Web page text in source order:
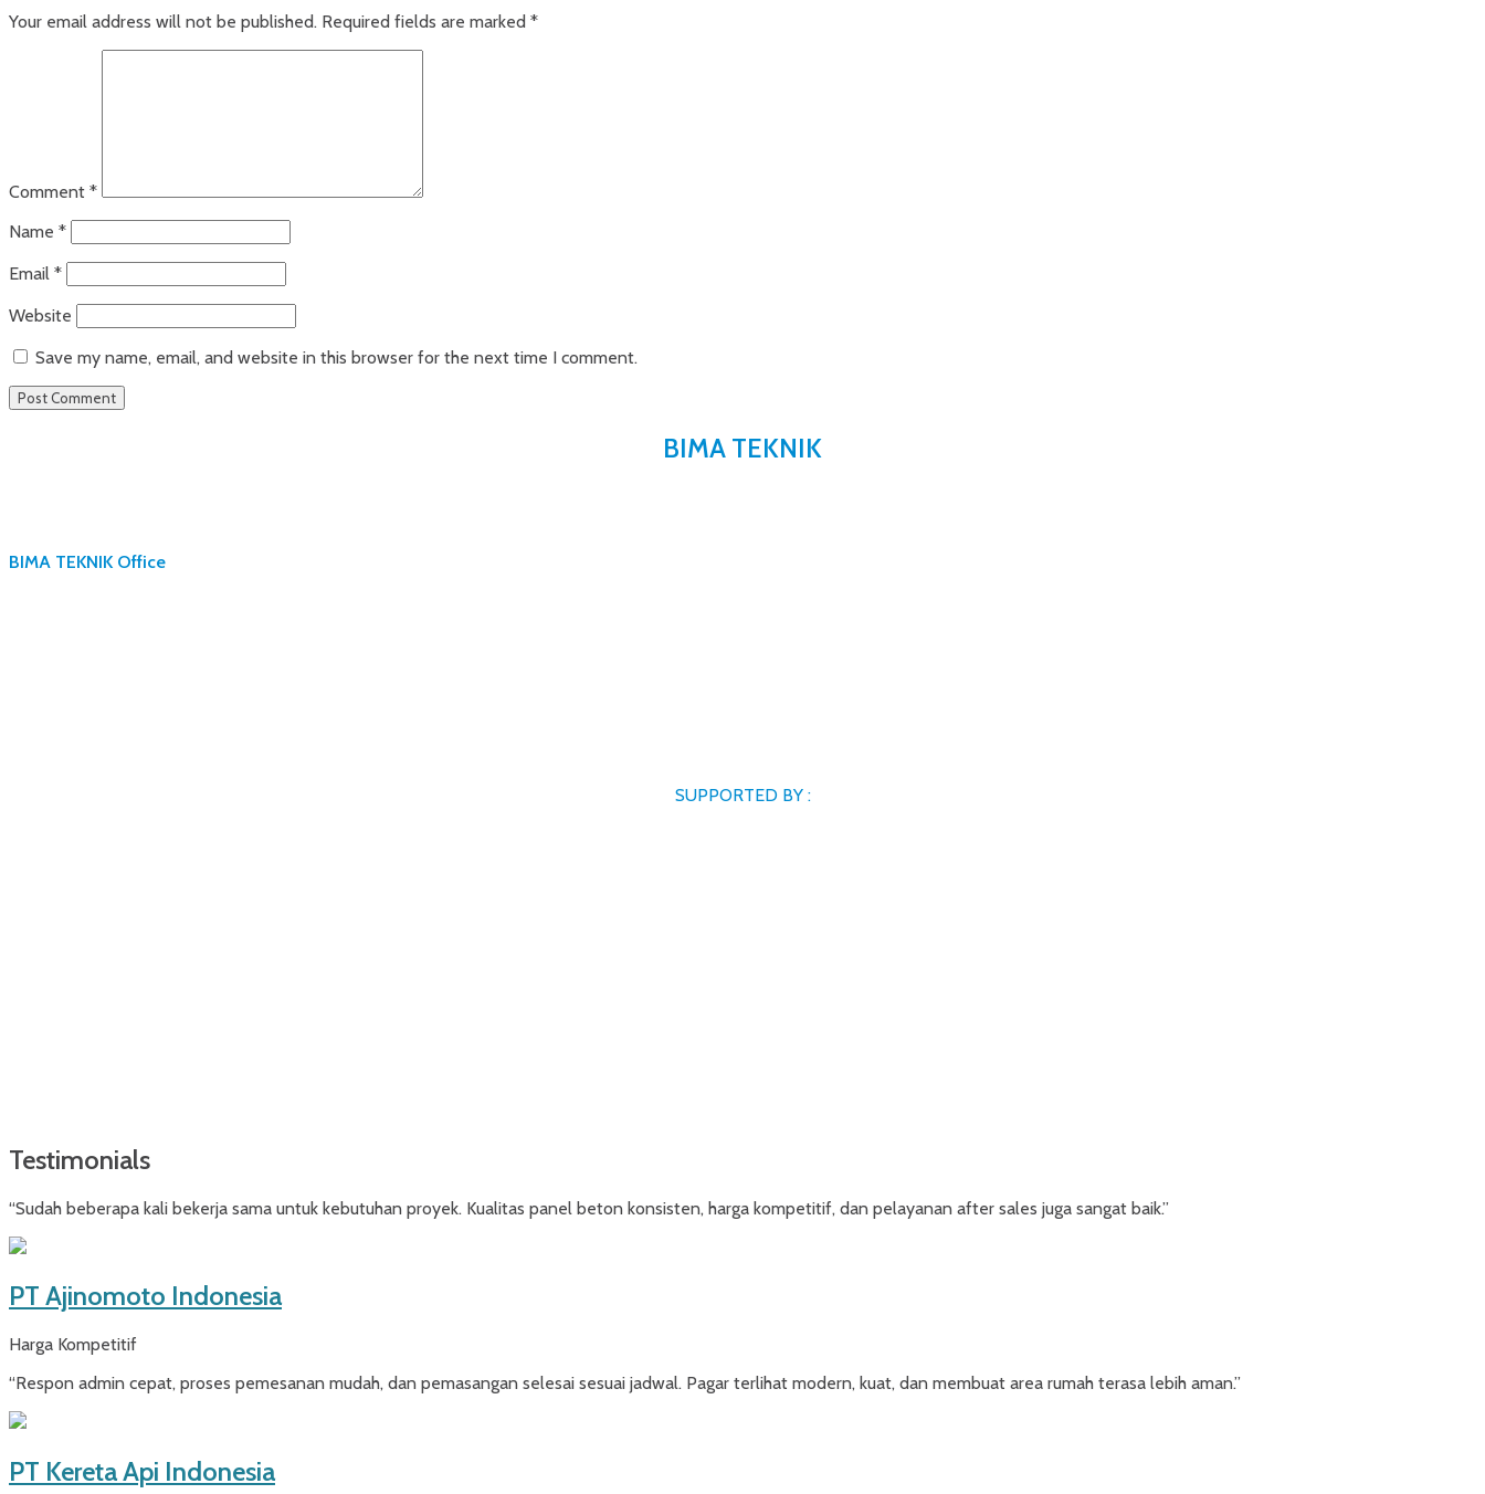
Your email address will not be published. Required fields are marked *
Comment *
Name *
Email *
Website
Save my name, email, and website in this browser for the next time I comment.
BIMA TEKNIK
BIMA TEKNIK Office
SUPPORTED BY :
Testimonials
“Sudah beberapa kali bekerja sama untuk kebutuhan proyek. Kualitas panel beton konsisten, harga kompetitif, dan pelayanan after sales juga sangat baik.”
PT Ajinomoto Indonesia
Harga Kompetitif
“Respon admin cepat, proses pemesanan mudah, dan pemasangan selesai sesuai jadwal. Pagar terlihat modern, kuat, dan membuat area rumah terasa lebih aman.”
PT Kereta Api Indonesia